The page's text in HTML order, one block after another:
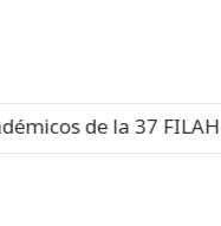
de la 37 FILAH